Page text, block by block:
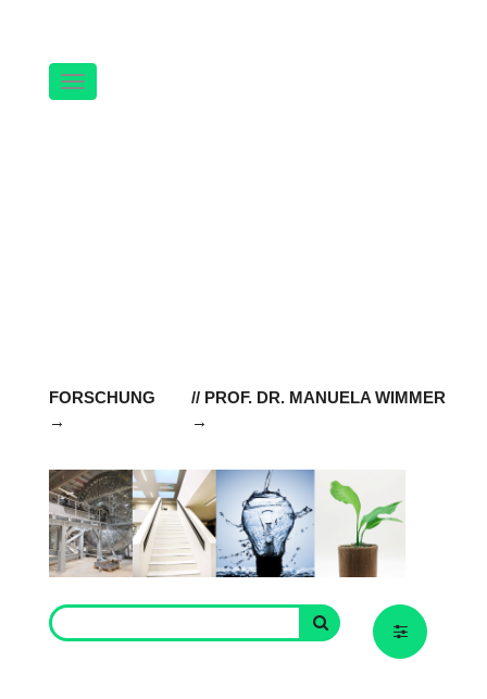
Navigation
FORSCHUNG // PROF. DR. MANUELA WIMMER